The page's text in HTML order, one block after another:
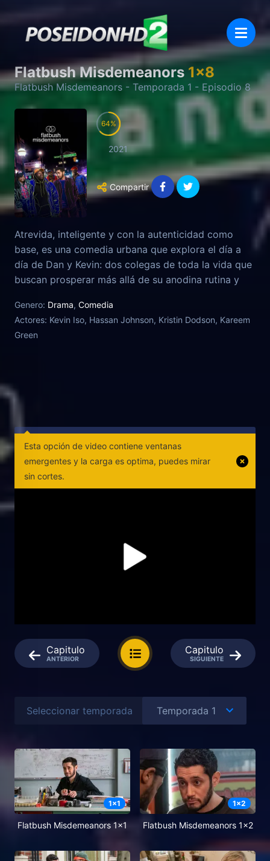
Flatbush Misdemeanors 1x8
Flatbush Misdemeanors - Temporada 1 - Episodio8
64
2021
Compartir
Atrevida, inteligente y con la autenticidad como
base, es una comedia urbana que explora el día a
día de Dan y Kevin: dos colegas de toda la vida que
buscan prosperar más allá de su anodina rutina y
Flatbush, en Brooklyn. El día a día de este par de
'millenials' en un ambiente de barrio marginal y con
estética indie da lugar a todo tipo de gags,
Genero: Drama, Comedia
Actores: Kevin Iso, Hassan Johnson, Kristin Dodson, Kareem
Green
Esta opción de video contiene ventanas
emergentes y la carga es optima, puedes mirar
sin cortes.
Capitulo
ANTERIOR
Capitulo
SIGUIENTE
Seleccionar temporada
1x1
Flatbush Misdemeanors 1x1
1x2
Flatbush Misdemeanors 1x2